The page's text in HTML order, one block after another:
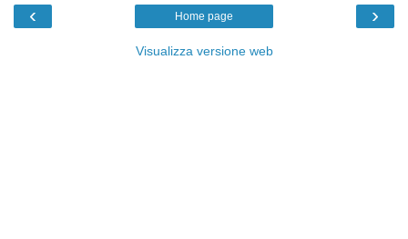
‹ ›
Home page
Visualizza versione web